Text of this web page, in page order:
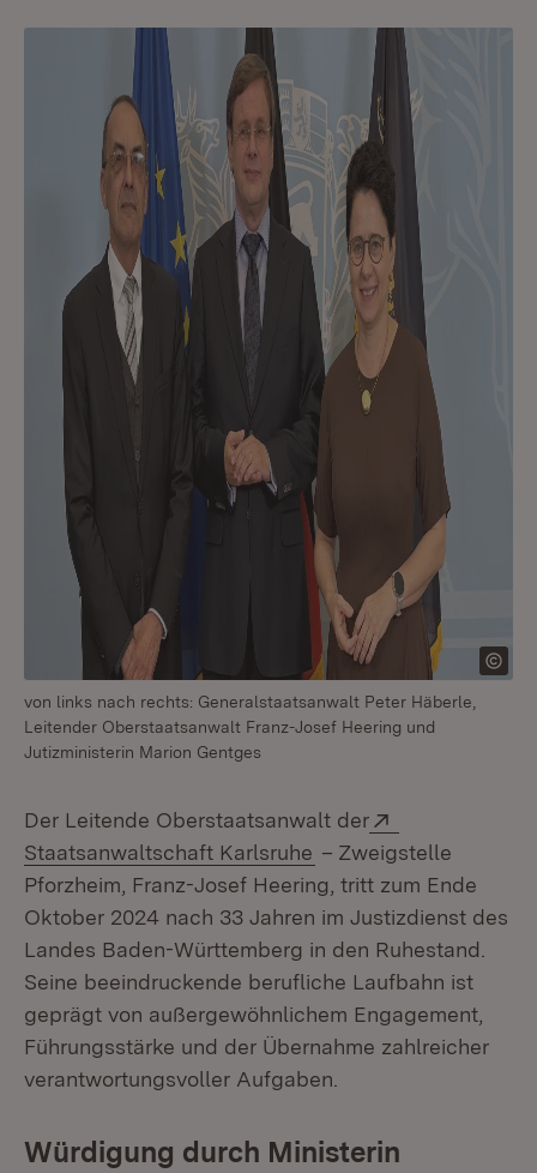
von links nach rechts: Generalstaatsanwalt Peter Häberle,
Leitender Oberstaatsanwalt Franz-Josef Heering und
Jutizministerin Marion Gentges
Der Leitende Oberstaatsanwalt der
Staatsanwaltschaft Karlsruhe (Öffnet in neuem
– Zweigstelle
Pforzheim, Franz-Josef Heering, tritt zum Ende
Oktober 2024 nach 33 Jahren im Justizdienst des
Landes Baden-Württemberg in den Ruhestand.
Seine beeindruckende berufliche Laufbahn ist
geprägt von außergewöhnlichem Engagement,
Führungsstärke und der Übernahme zahlreicher
verantwortungsvoller Aufgaben.
Würdigung durch Ministerin